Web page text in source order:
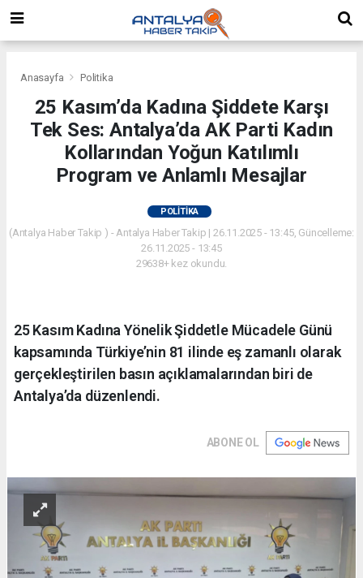
Anasayfa Politika
25 Kasım’da Kadına Şiddete Karşı
Tek Ses: Antalya’da AK Parti Kadın
Kollarından Yoğun Katılımlı
Program ve Anlamlı Mesajlar
POLITIKA
(Antalya Haber Takip ) - Antalya Haber Takip | 26.11.2025 - 13:45, Güncelleme:
26.11.2025 - 13:45
29638+ kez okundu.
25 Kasım Kadına Yönelik Şiddetle Mücadele Günü
kapsamında Türkiye’nin 81 ilinde eş zamanlı olarak
gerçekleştirilen basın açıklamalarından biri de
Antalya’da düzenlendi.
ABONE OL